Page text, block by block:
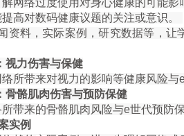
网络过度使用对身心健康的可能
高对数码健康议题的关注或意识。
资料，实际案例，研究数据等，让
视力伤害与保健
所带来对视力的影响等健康风险与
骨骼肌肉伤害与预防保健
带来的骨骼肌肉风险与e世代预防
实例